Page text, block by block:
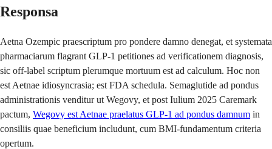
Responsa
Aetna Ozempic praescriptum pro pondere damno denegat, et systemata
pharmaciarum flagrant GLP-1 petitiones ad verificationem diagnosis,
sic off-label scriptum plerumque mortuum est ad calculum. Hoc non
est Aetnae idiosyncrasia; est FDA schedula. Semaglutide ad pondus
administrationis venditur ut Wegovy, et post Iulium 2025 Caremark
pactum, Wegovy est Aetnae praelatus GLP-1 ad pondus damnum in
consiliis quae beneficium includunt, cum BMI-fundamentum criteria
opertum.